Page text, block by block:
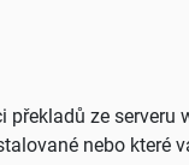
ze
nebo které